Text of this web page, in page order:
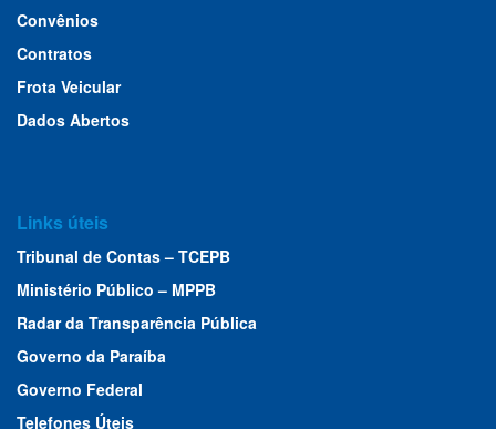
Convênios
Contratos
Frota Veicular
Dados Abertos
Links úteis
Tribunal de Contas – TCEPB
Ministério Público – MPPB
Radar da Transparência Pública
Governo da Paraíba
Governo Federal
Telefones Úteis